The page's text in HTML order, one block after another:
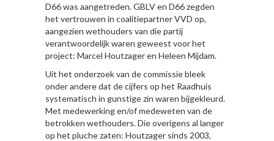
D66 was aangetreden. GBLV en D66 zegden
het vertrouwen in coalitiepartner VVD op,
aangezien wethouders van die partij
verantwoordelijk waren geweest voor het
project: Marcel Houtzager en Heleen Mijdam.
Uit het onderzoek van de commissie bleek
onder andere dat de cijfers op het Raadhuis
systematisch in gunstige zin waren bijgekleurd.
Met medewerking en/of medeweten van de
betrokken wethouders. Die overigens al langer
op het pluche zaten: Houtzager sinds 2003,